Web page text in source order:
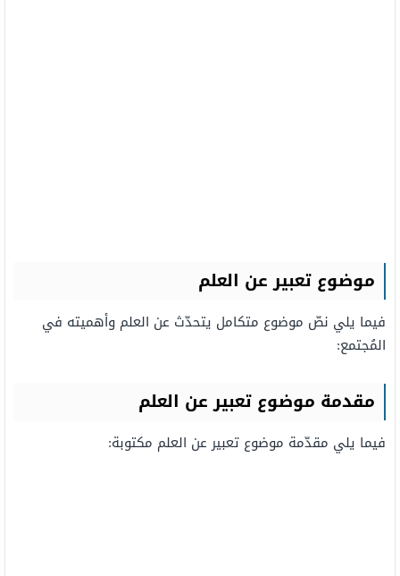
موضوع تعبير عن العلم
فيما يلي نصّ موضوع متكامل يتحدّث عن العلم وأهميته في
المُجتمع:
مقدمة موضوع تعبير عن العلم
فيما يلي مقدّمة موضوع تعبير عن العلم مكتوبة: